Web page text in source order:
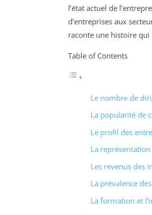
l’état actuel de
d’entreprises aux
raconte une histoire qui
Table of Contents
Le nombre de
La popularité de
Le profil des
La
Les revenus des
La prévalence
La formation et